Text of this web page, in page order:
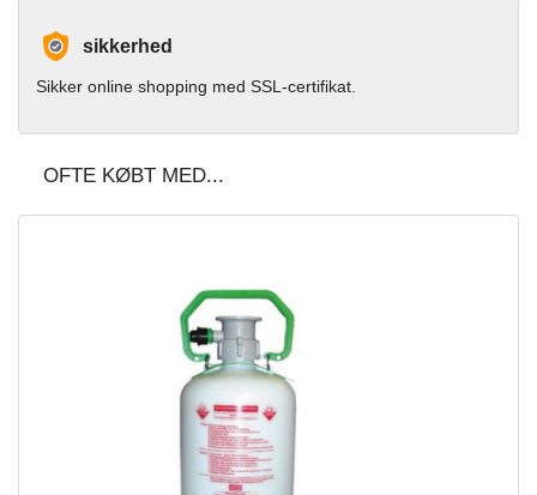
sikkerhed
Sikker online shopping med SSL-certifikat.
OFTE KØBT MED...